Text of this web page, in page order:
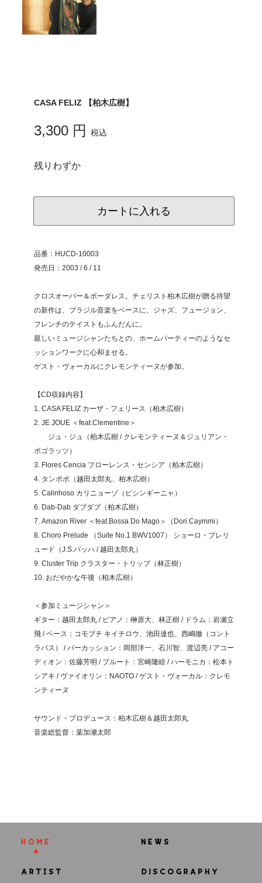
CASA FELIZ 【柏木広樹】
3,300 円 税込
残りわずか
カートに入れる
品番：HUCD-10003
発売日：2003 / 6 / 11
クロスオーバー＆ボーダレス。チェリスト柏木広樹が贈る待望
の新作は、ブラジル音楽をベースに、ジャズ、フュージョン、
フレンチのテイストもふんだんに。
親しいミュージシャンたちとの、ホームパーティーのようなセ
ッションワークに心和ませる。
ゲスト・ヴォーカルにクレモンティーヌが参加。
【CD収録内容】
1. CASA FELIZ カーザ・フェリース（柏木広樹）
2. JE JOUE ＜feat.Clementine＞
ジュ・ジュ（柏木広樹 / クレモンティーヌ＆ジュリアン・
ボゴラッツ）
3. Flores Cencia フローレンス・センシア（柏木広樹）
4. タンポポ（越田太郎丸、柏木広樹）
5. Calinhoso カリニョーゾ（ピシンギーニャ）
6. Dab-Dab ダブダブ（柏木広樹）
7. Amazon River ＜feat.Bossa Do Mago＞（Dori Caymmi）
8. Choro Prelude （Suite No.1 BWV1007） ショーロ・プレリ
ュード（J.S.バッハ / 越田太郎丸）
9. Cluster Trip クラスター・トリップ（林正樹）
10. おだやかな午後（柏木広樹）
＜参加ミュージシャン＞
ギター：越田太郎丸 / ピアノ：榊原大、林正樹 / ドラム：岩瀬立
飛 / ベース：コモブチ キイチロウ、池田達也、西嶋徹（コント
ラバス） / パーカッション：岡部洋一、石川智、渡辺亮 / アコー
ディオン：佐藤芳明 / プルート：宮崎隆睦 / ハーモニカ：松本ト
シアキ / ヴァイオリン：NAOTO / ゲスト・ヴォーカル：クレモ
ンティーヌ
サウンド・プロデュース：柏木広樹＆越田太郎丸
音楽総監督：葉加瀬太郎